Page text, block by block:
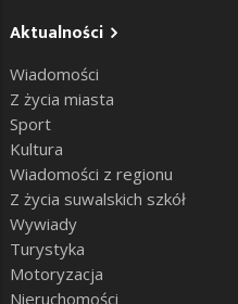
Aktualności
Wiadomości
Z życia miasta
Sport
Kultura
Wiadomości z regionu
Z życia suwalskich szkół
Wywiady
Turystyka
Motoryzacja
Nieruchomości